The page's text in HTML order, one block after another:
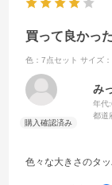
買って良かっ
色：7点セット サイズ
み
年代:
都道
色々な大きさのタ